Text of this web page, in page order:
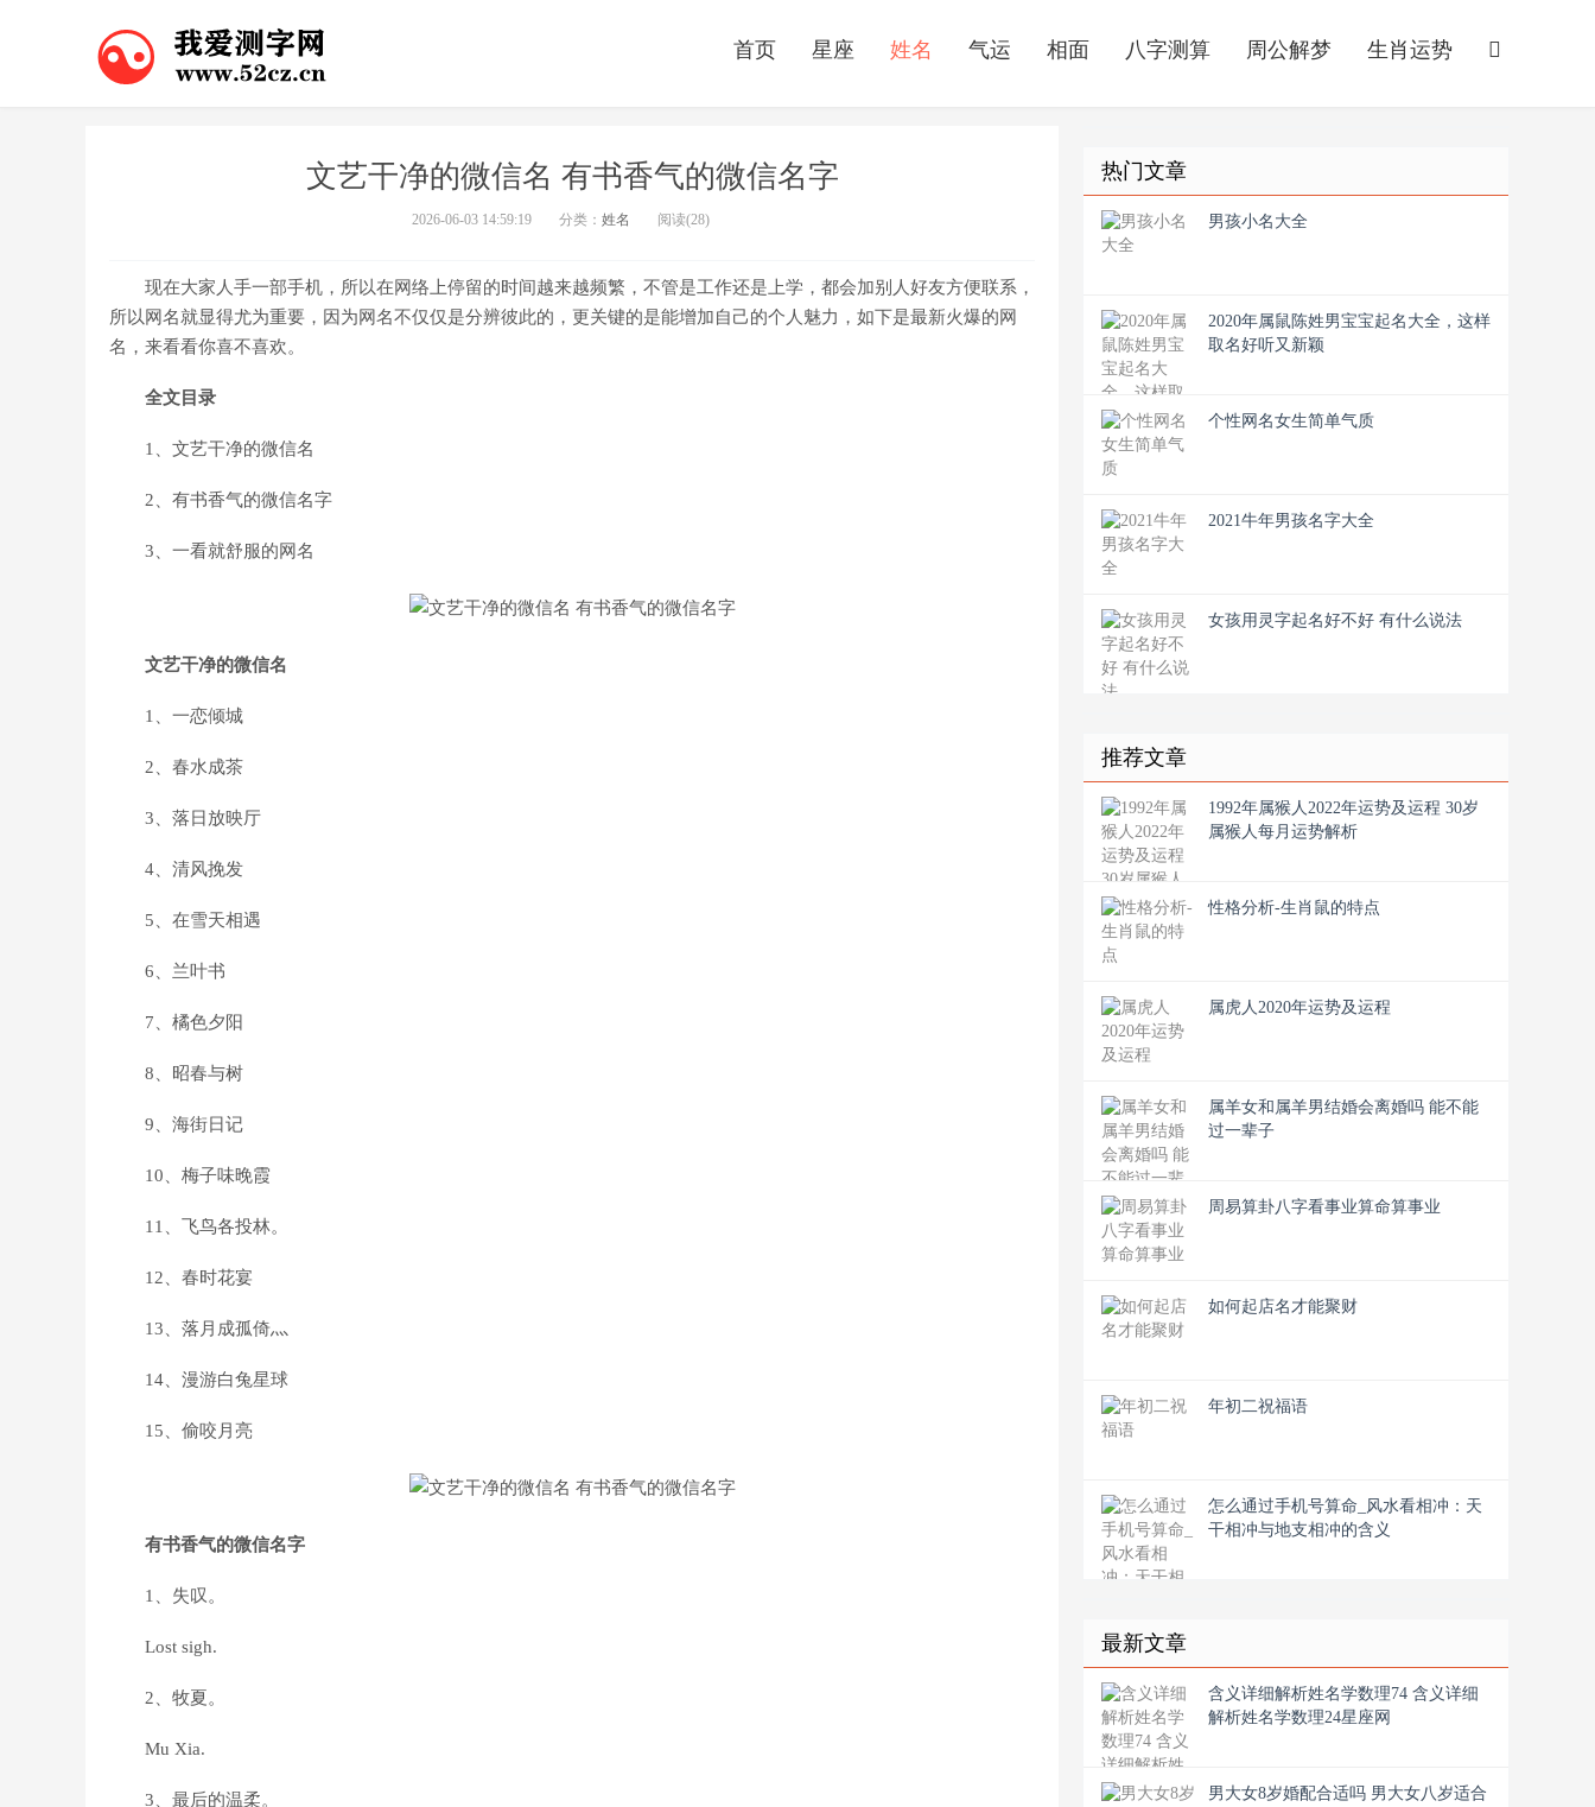
首页 星座 姓名 气运 相面 八字测算 周公解梦 生肖运势
文艺干净的微信名 有书香气的微信名字
2026-06-03 14:59:19 分类： 姓名 阅读(28)
现在大家人手一部手机，所以在网络上停留的时间越来越频繁，不管是工作还是上学，都会加别人好友方便联系，
所以网名就显得尤为重要，因为网名不仅仅是分辨彼此的，更关键的是能增加自己的个人魅力，如下是最新火爆的网
名，来看看你喜不喜欢。
全文目录
1、文艺干净的微信名
2、有书香气的微信名字
3、一看就舒服的网名
文艺干净的微信名
1、一恋倾城
2、春水成茶
3、落日放映厅
4、清风挽发
5、在雪天相遇
6、兰叶书
7、橘色夕阳
8、昭春与树
9、海街日记
10、梅子味晚霞
11、飞鸟各投林。
12、春时花宴
13、落月成孤倚灬
14、漫游白兔星球
15、偷咬月亮
有书香气的微信名字
1、失叹。
Lost sigh.
2、牧夏。
Mu Xia.
3、最后的温柔。
热门文章
男孩小名大全
2020年属鼠陈姓男宝宝起名大全，这样
取名好听又新颖
个性网名女生简单气质
2021牛年男孩名字大全
女孩用灵字起名好不好 有什么说法
推荐文章
1992年属猴人2022年运势及运程 30岁
属猴人每月运势解析
性格分析-生肖鼠的特点
属虎人2020年运势及运程
属羊女和属羊男结婚会离婚吗 能不能
过一辈子
周易算卦八字看事业算命算事业
如何起店名才能聚财
年初二祝福语
怎么通过手机号算命_风水看相冲：天
干相冲与地支相冲的含义
最新文章
含义详细解析姓名学数理74 含义详细
解析姓名学数理24星座网
男大女8岁婚配合适吗 男大女八岁适合